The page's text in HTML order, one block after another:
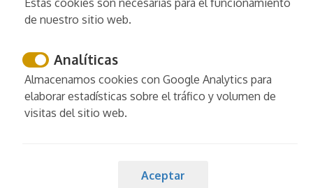
Tendedero de ropa
Lavadora
Tabla de planchar
Perchas de ropa
Leer más
Estas cookies son necesarias para el funcionamiento
de nuestro sitio web.
Analíticas
Almacenamos cookies con Google Analytics para
elaborar estadísticas sobre el tráfico y volumen de
visitas del sitio web.
Aceptar